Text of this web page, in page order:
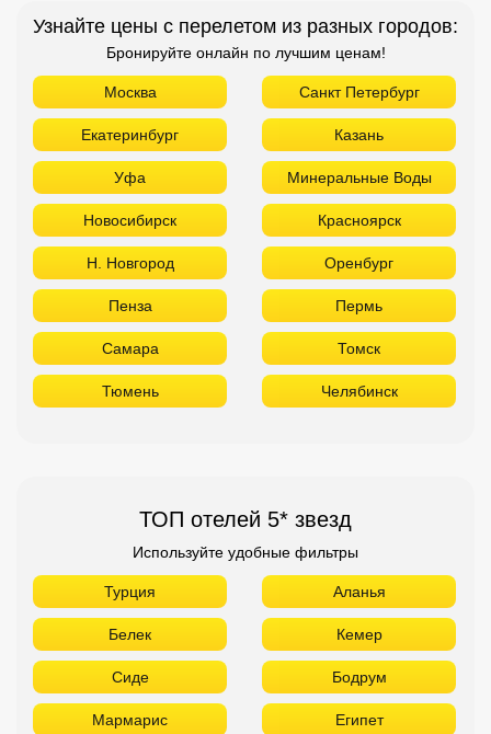
Узнайте цены с перелетом из разных городов:
Бронируйте онлайн по лучшим ценам!
Москва Санкт Петербург
Екатеринбург Казань
Уфа Минеральные Воды
Новосибирск Красноярск
Н. Новгород Оренбург
Пенза Пермь
Самара Томск
Тюмень Челябинск
ТОП отелей 5* звезд
Используйте удобные фильтры
Турция Аланья
Белек Кемер
Сиде Бодрум
Мармарис Египет